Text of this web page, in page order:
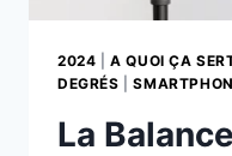
2024 |A QUOI ÇA
DEGRÉS |
La